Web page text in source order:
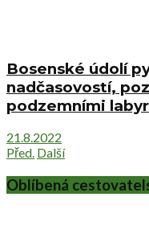
Bosenské údolí
nadčasovostí,
podzemními
21.8.2022
Před. Další
Oblíbená